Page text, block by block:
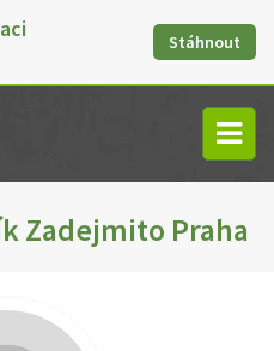
Stáhnout
Zadejmito Praha